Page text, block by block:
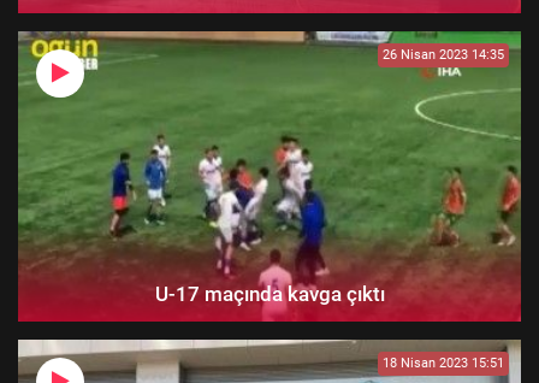
26 Nisan 2023 14:35
U-17 maçında kavga çıktı
18 Nisan 2023 15:51